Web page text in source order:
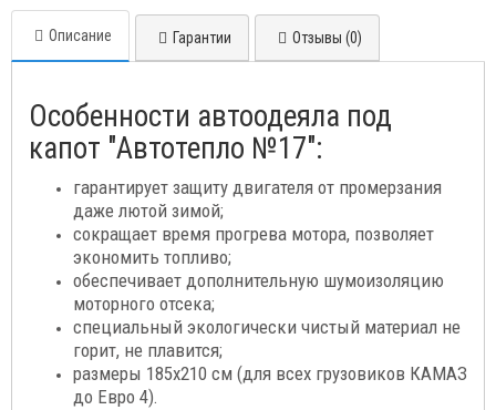
Описание Гарантии Отзывы (0)
Особенности автоодеяла под
капот "Автотепло №17":
гарантирует защиту двигателя от промерзания
даже лютой зимой;
сокращает время прогрева мотора, позволяет
экономить топливо;
обеспечивает дополнительную шумоизоляцию
моторного отсека;
специальный экологически чистый материал не
горит, не плавится;
размеры 185х210 см (для всех грузовиков КАМАЗ
до Евро 4).